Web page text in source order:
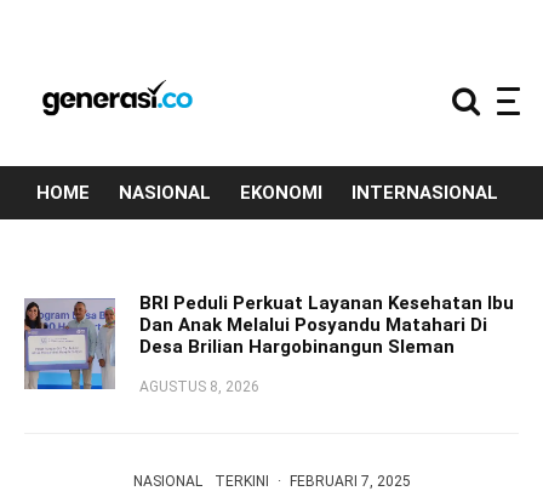
HOME NASIONAL EKONOMI INTERNASIONAL
BRI Peduli Perkuat Layanan Kesehatan Ibu
Dan Anak Melalui Posyandu Matahari Di
Desa Brilian Hargobinangun Sleman
AGUSTUS 8, 2026
NASIONAL TERKINI · FEBRUARI 7, 2025